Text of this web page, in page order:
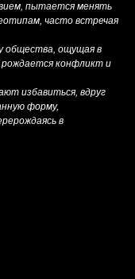
пытается менять
часто встречая
общества, ощущая в
рождается конфликт и
избавиться, вдруг
форму,
в